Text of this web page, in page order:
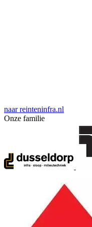
naar reinteninfra.nl
Onze familie